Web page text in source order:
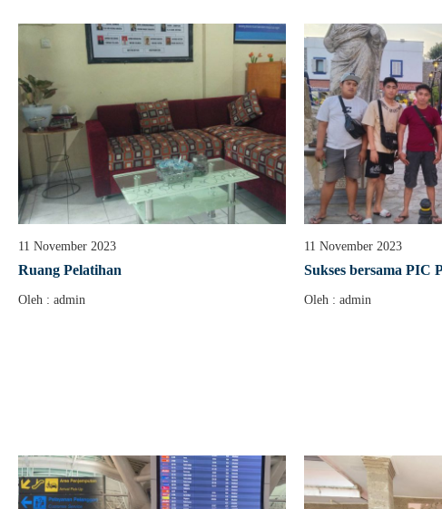
11 November 2023
Ruang Pelatihan
Oleh : admin
11 November 2023
Sukses bersama PIC
Oleh : admin